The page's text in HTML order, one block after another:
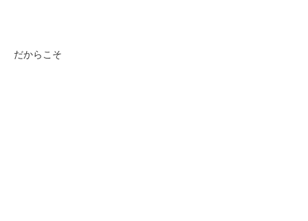
だからこそ